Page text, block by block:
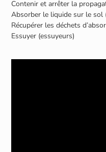
Contenir et arrêter la
Absorber le liquide sur le sol
Récupérer les déchets
Essuyer (essuyeurs)